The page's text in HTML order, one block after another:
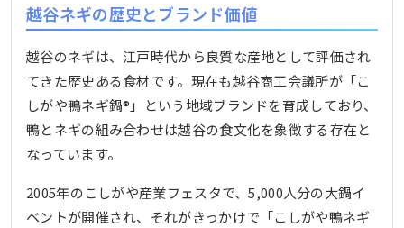
越谷ネギの歴史とブランド価値
越谷のネギは、江戸時代から良質な産地として評価され
てきた歴史ある食材です。現在も越谷商工会議所が「こ
しがや鴨ネギ鍋®」という地域ブランドを育成しており、
鴨とネギの組み合わせは越谷の食文化を象徴する存在と
なっています。
2005年のこしがや産業フェスタで、5,000人分の大鍋イ
ベントが開催され、それがきっかけで「こしがや鴨ネギ